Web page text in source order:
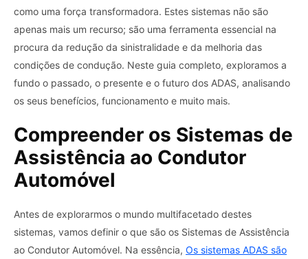
como uma força transformadora. Estes sistemas não são
apenas mais um recurso; são uma ferramenta essencial na
procura da redução da sinistralidade e da melhoria das
condições de condução. Neste guia completo, exploramos a
fundo o passado, o presente e o futuro dos ADAS, analisando
os seus benefícios, funcionamento e muito mais.
Compreender os Sistemas de
Assistência ao Condutor
Automóvel
Antes de explorarmos o mundo multifacetado destes
sistemas, vamos definir o que são os Sistemas de Assistência
ao Condutor Automóvel. Na essência, Os sistemas ADAS são